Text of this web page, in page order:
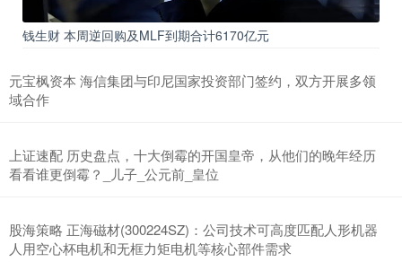
钱生财 本周逆回购及MLF到期合计6170亿元
元宝枫资本 海信集团与印尼国家投资部门签约，双方开展多领
域合作
上证速配 历史盘点，十大倒霉的开国皇帝，从他们的晚年经历
看看谁更倒霉？_儿子_公元前_皇位
股海策略 正海磁材(300224SZ)：公司技术可高度匹配人形机器
人用空心杯电机和无框力矩电机等核心部件需求